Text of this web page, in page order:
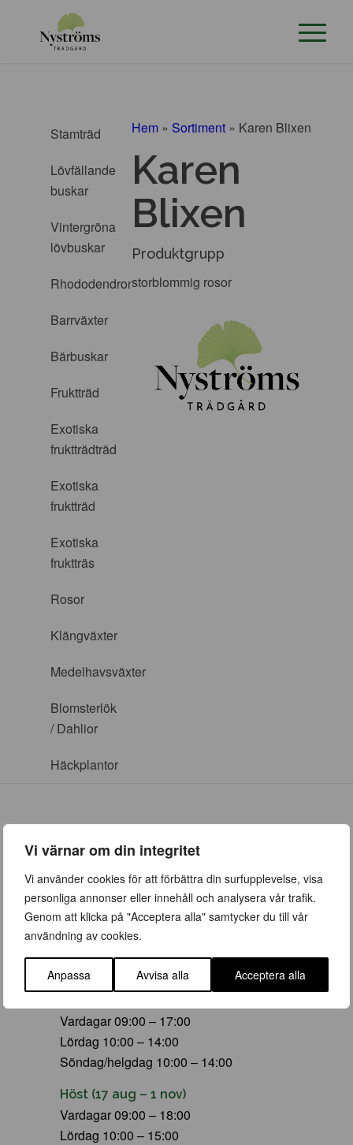
Vi värnar om din integritet
Vi använder cookies för att förbättra din surfupplevelse, visa
personliga annonser eller innehåll och analysera vår trafik.
Genom att klicka på "Acceptera alla" samtycker du till vår
användning av cookies.
Anpassa Avvisa alla Acceptera alla
Stamträd
Lövfällande
buskar
Vintergröna
lövbuskar
Rhododendron
Barrväxter
Bärbuskar
Fruktträd
Exotiska
fruktträdträd
Exotiska
fruktträd
Exotiska
fruktträs
Rosor
Klängväxter
Medelhavsväxter
Blomsterlök
/ Dahlior
Häckplantor
Hem » Sortiment » Karen Blixen
Karen
Blixen
Produktgrupp
storblommig rosor
ÖPPETTIDER
Vår (23 mars – 28 juni)
Vardagar 09:00 – 19:00
Lördag 10:00 – 16:00
Söndag/helgdag 10:00 – 16:00
Vardagar 09:00 – 17:00
Lördag 10:00 – 14:00
Söndag/helgdag 10:00 – 14:00
Höst (17 aug – 1 nov)
Vardagar 09:00 – 18:00
Lördag 10:00 – 15:00